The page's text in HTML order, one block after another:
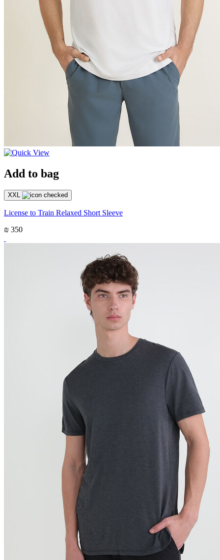
Add to bag
XXL
License to Train Relaxed Short Sleeve
₪ 350